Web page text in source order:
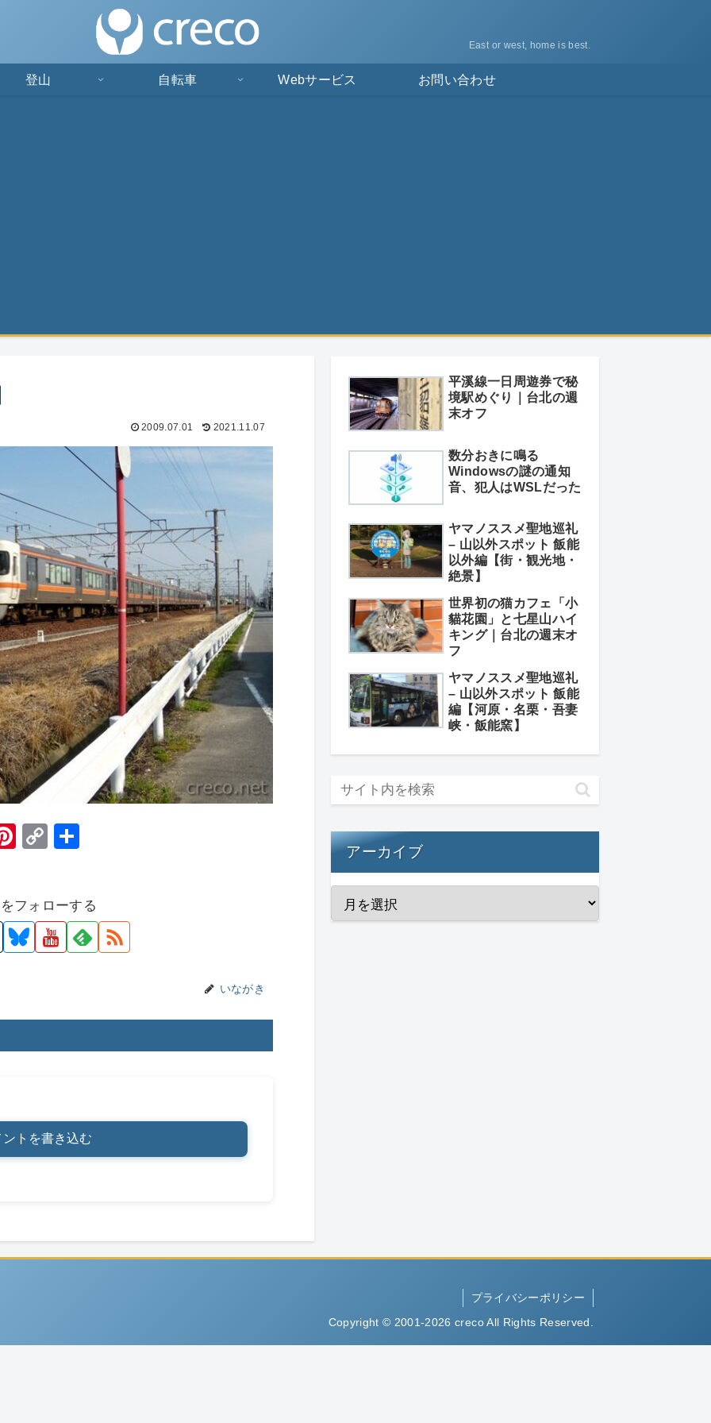
East or west, home is best.
登山 自転車 Webサービス お問い合わせ
2009.07.01 2021.11.07
Pi
e
st
C
y
Li
フォローする
いながき
ントを書き込む
平溪線一日周遊券で秘
境駅めぐり｜台北の週
末オフ
数分おきに鳴る
Windowsの謎の通知
音、犯人はWSLだった
ヤマノススメ聖地巡礼
– 山以外スポット 飯能
以外編【街・観光地・
絶景】
世界初の猫カフェ「小
貓花園」と七星山ハイ
キング｜台北の週末オ
フ
ヤマノススメ聖地巡礼
– 山以外スポット 飯能
編【河原・名栗・吾妻
峡・飯能窯】
アーカイブ
プライバシーポリシー
Copyright © 2001-2026 creco All Rights Reserved.